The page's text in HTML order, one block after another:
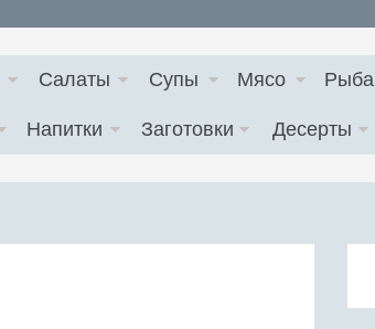
Салаты Супы Мясо Рыба
Напитки Заготовки Десерты